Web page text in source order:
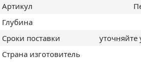
Артикул
Глубина
Сроки поставки
Страна изготовитель